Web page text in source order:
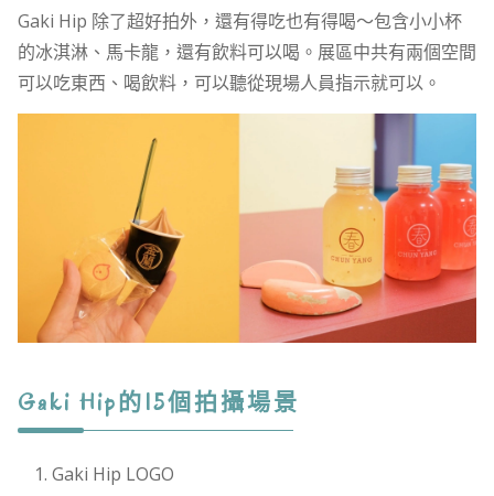
Gaki Hip 除了超好拍外，還有得吃也有得喝～包含小小杯
的冰淇淋、馬卡龍，還有飲料可以喝。展區中共有兩個空間
可以吃東西、喝飲料，可以聽從現場人員指示就可以。
Gaki Hip的15個拍攝場景
Gaki Hip LOGO